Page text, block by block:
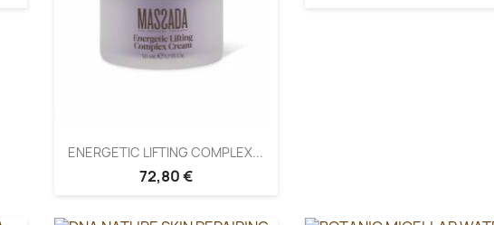
ENERGETIC LIFTING COMPLEX...
72,80 €